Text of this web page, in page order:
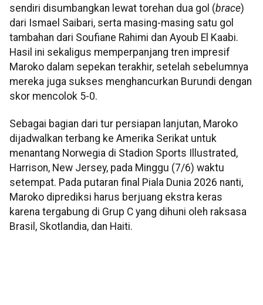
sendiri disumbangkan lewat torehan dua gol (brace)
dari Ismael Saibari, serta masing-masing satu gol
tambahan dari Soufiane Rahimi dan Ayoub El Kaabi.
Hasil ini sekaligus memperpanjang tren impresif
Maroko dalam sepekan terakhir, setelah sebelumnya
mereka juga sukses menghancurkan Burundi dengan
skor mencolok 5-0.
Sebagai bagian dari tur persiapan lanjutan, Maroko
dijadwalkan terbang ke Amerika Serikat untuk
menantang Norwegia di Stadion Sports Illustrated,
Harrison, New Jersey, pada Minggu (7/6) waktu
setempat. Pada putaran final Piala Dunia 2026 nanti,
Maroko diprediksi harus berjuang ekstra keras
karena tergabung di Grup C yang dihuni oleh raksasa
Brasil, Skotlandia, dan Haiti.